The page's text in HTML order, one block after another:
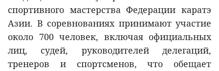
спортивного мастерства Федерации каратэ
Азии. В соревнованиях принимают участие
около 700 человек, включая официальных
лиц, судей, руководителей делегаций,
тренеров и спортсменов, что обещает